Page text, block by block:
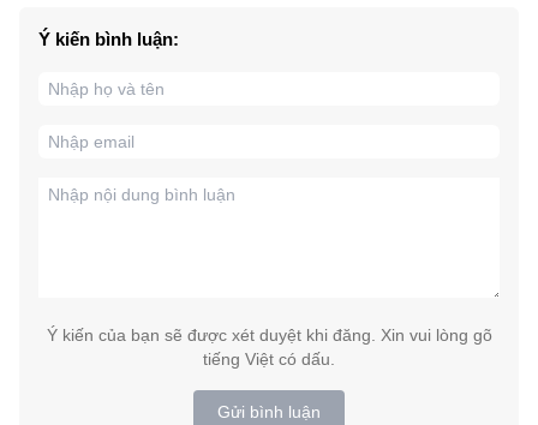
Ý kiến bình luận:
Ý kiến của bạn sẽ được xét duyệt khi đăng. Xin vui lòng gõ
tiếng Việt có dấu.
Gửi bình luận